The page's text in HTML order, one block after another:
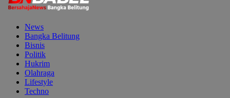
News
Bangka Belitung
Bisnis
Politik
Hukrim
Olahraga
Lifestyle
Techno